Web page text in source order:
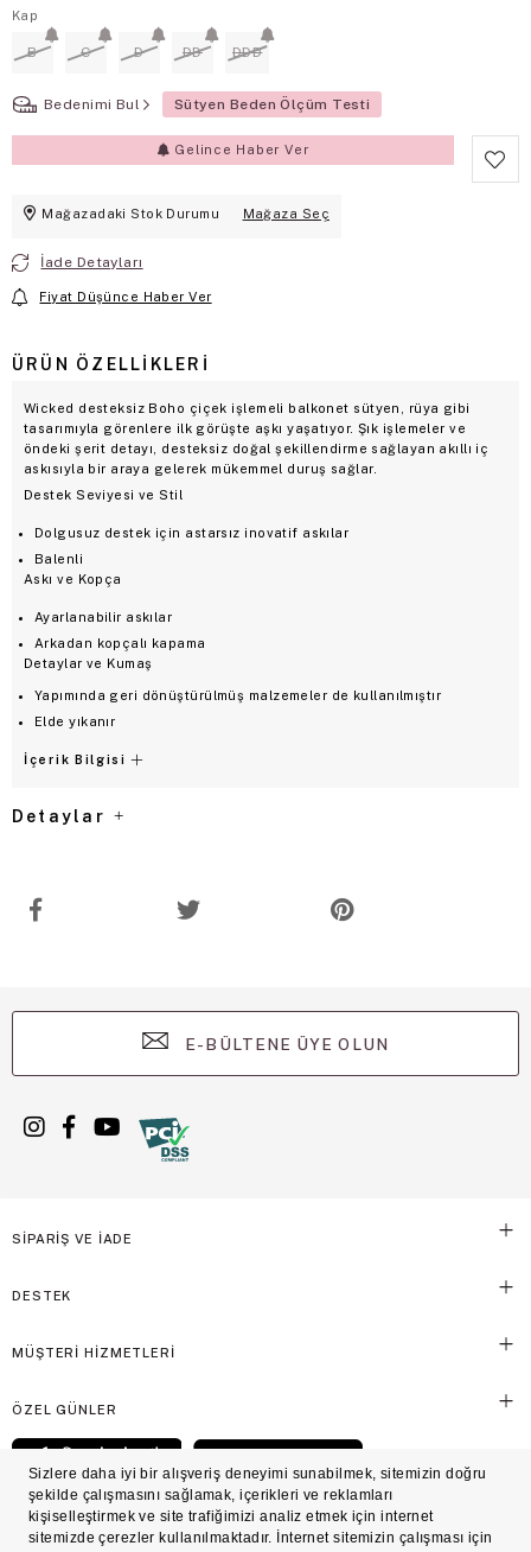
Kap
B C D DD DDD
Bedenimi Bul Sütyen Beden Ölçüm Testi
Gelince Haber Ver
Mağazadaki Stok Durumu Mağaza Seç
İade Detayları
Fiyat Düşünce Haber Ver
ÜRÜN ÖZELLIKLERI
Wicked desteksiz Boho çiçek işlemeli balkonet sütyen, rüya gibi
tasarımıyla görenlere ilk görüşte aşkı yaşatıyor. Şık işlemeler ve
öndeki şerit detayı, desteksiz doğal şekillendirme sağlayan akıllı iç
askısıyla bir araya gelerek mükemmel duruş sağlar.
Destek Seviyesi ve Stil
Dolgusuz destek için astarsız inovatif askılar
Balenli
Askı ve Kopça
Ayarlanabilir askılar
Arkadan kopçalı kapama
Detaylar ve Kumaş
Yapımında geri dönüştürülmüş malzemeler de kullanılmıştır
Elde yıkanır
İçerik Bilgisi
Detaylar
E-BÜLTENE ÜYE OLUN
SİPARİŞ VE İADE
DESTEK
MÜŞTERİ HİZMETLERİ
ÖZEL GÜNLER
© Victoria's Secret Shaya Mağazacılık A.Ş. Franchise lisansı aracılığıyla işletilen ticari